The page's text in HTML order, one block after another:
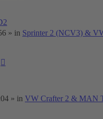
» in Sprinter 2 (NCV3) &
» in VW Crafter 2 & MAN